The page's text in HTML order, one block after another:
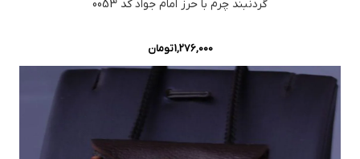
گردنبند چرم با حرز امام جواد کد 0053
1,276,000تومان